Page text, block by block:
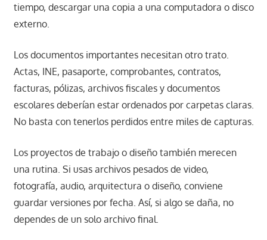
tiempo, descargar una copia a una computadora o disco
externo.
Los documentos importantes necesitan otro trato.
Actas, INE, pasaporte, comprobantes, contratos,
facturas, pólizas, archivos fiscales y documentos
escolares deberían estar ordenados por carpetas claras.
No basta con tenerlos perdidos entre miles de capturas.
Los proyectos de trabajo o diseño también merecen
una rutina. Si usas archivos pesados de video,
fotografía, audio, arquitectura o diseño, conviene
guardar versiones por fecha. Así, si algo se daña, no
dependes de un solo archivo final.